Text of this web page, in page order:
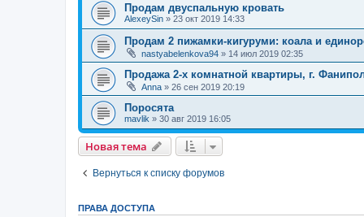
Продам двуспальную кровать
AlexeySin » 23 окт 2019 14:33
Продам 2 пижамки-кигуруми: коала и
nastyabelenkova94 » 14 июл 2019 02:35
Продажа 2-х комнатной квартиры, г.
Anna » 26 сен 2019 20:19
Поросята
mavlik » 30 авг 2019 16:05
Новая тема
Вернуться к списку форумов
ПРАВА ДОСТУПА